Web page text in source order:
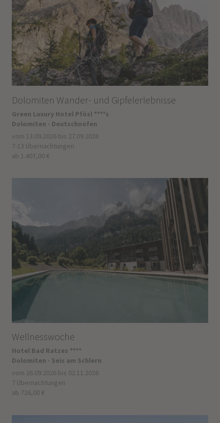
Dolomiten Wander- und Gipfelerlebnisse
Green Luxury Hotel Pfösl ****s
Dolomiten - Deutschnofen
vom 13.09.2026 bis 27.09.2026
7-13 Übernachtungen
ab 1.407,00 €
Wellnesswoche
Hotel Bad Ratzes ****
Dolomiten - Seis am Schlern
vom 26.09.2026 bis 02.11.2026
7 Übernachtungen
ab 726,00 €